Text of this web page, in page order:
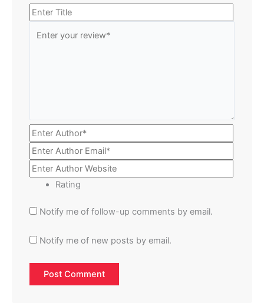
Rating
Notify me of follow-up comments by email.
Notify me of new posts by email.